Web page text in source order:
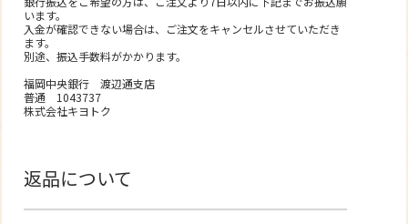
います。
入金が確認できない場合は、ご注文をキャンセルさせていただき
ます。
別途、振込手数料がかかります。
福岡中央銀行 渡辺通支店
普通 1043737
株式会社キヨトク
返品について